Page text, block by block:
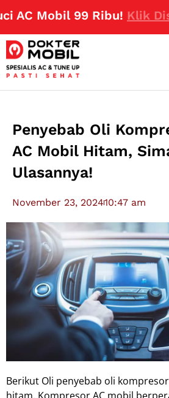
Mobil 99 Ribu!Klik Disini
Penyebab Oli
AC Mobil Hitam,
Ulasannya!
November 23, 202410:47 am
Berikut Oli penyebab oli